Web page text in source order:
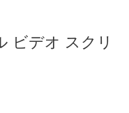
ビデオ スクリ